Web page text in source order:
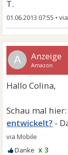
T.
01.06.2013 07:55 •
A
entwickelt?
x 3